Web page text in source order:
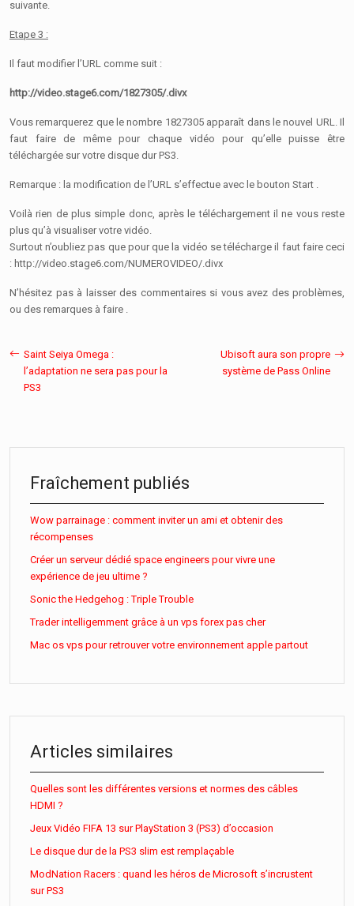
suivante.
Etape 3 :
Il faut modifier l’URL comme suit :
http://video.stage6.com/1827305/.divx
Vous remarquerez que le nombre 1827305 apparaît dans le nouvel URL. Il
faut faire de même pour chaque vidéo pour qu’elle puisse être
téléchargée sur votre disque dur PS3.
Remarque : la modification de l’URL s’effectue avec le bouton Start .
Voilà rien de plus simple donc, après le téléchargement il ne vous reste
plus qu’à visualiser votre vidéo.
Surtout n’oubliez pas que pour que la vidéo se télécharge il faut faire ceci
: http://video.stage6.com/NUMEROVIDEO/.divx
N’hésitez pas à laisser des commentaires si vous avez des problèmes,
ou des remarques à faire .
Saint Seiya Omega :
l’adaptation ne sera pas pour la
PS3
Ubisoft aura son propre
système de Pass Online
Fraîchement publiés
Wow parrainage : comment inviter un ami et obtenir des
récompenses
Créer un serveur dédié space engineers pour vivre une
expérience de jeu ultime ?
Sonic the Hedgehog : Triple Trouble
Trader intelligemment grâce à un vps forex pas cher
Mac os vps pour retrouver votre environnement apple partout
Articles similaires
Quelles sont les différentes versions et normes des câbles
HDMI ?
Jeux Vidéo FIFA 13 sur PlayStation 3 (PS3) d’occasion
Le disque dur de la PS3 slim est remplaçable
ModNation Racers : quand les héros de Microsoft s’incrustent
sur PS3